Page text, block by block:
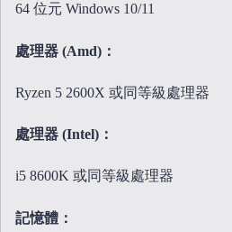
64 位元 Windows 10/11
處理器 (Amd)：
Ryzen 5 2600X 或同等級處理器
處理器 (Intel)：
i5 8600K 或同等級處理器
記憶體：